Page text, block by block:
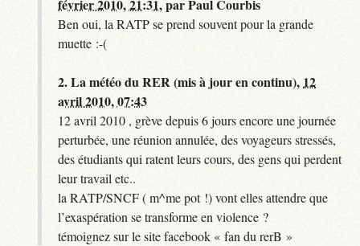
février 2010, 21:31,parPaul Courbis
Ben oui, la RATP se prend souvent pour la grande
muette :-(
2.La météo du RER (mis à jour en continu), 12
avril 2010, 07:43
12 avril 2010 , grève depuis 6 jours encore une journée
perturbée, une réunion annulée, des voyageurs stressés,
des étudiants qui ratent leurs cours, des gens qui perdent
leur travail etc..
la RATP/SNCF ( m^me pot !) vont elles attendre que
l’exaspération se transforme en violence ?
témoignez sur le site facebook « fan du rerB »